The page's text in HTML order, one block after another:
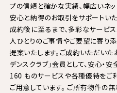
プの信頼と確かな実績、幅広いネッ
安心と納得のお取引をサポートい
成約後に至るまで、多彩なサービ
人ひとりのご事情やご要望に寄り
提案いたします。ご成約いただいた
デンスクラブ」会員として、安心・
160 ものサービスや各種優待をご
ご用意しています。 ご所有物件の